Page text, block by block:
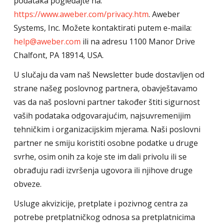
https://www.aweber.com/privacy.htm. Aweber
Systems, Inc. Možete kontaktirati putem e-maila:
help@aweber.com ili na adresu 1100 Manor Drive
Chalfont, PA 18914, USA.
U slučaju da vam naš Newsletter bude dostavljen od
strane našeg poslovnog partnera, obavještavamo
vas da naš poslovni partner također štiti sigurnost
vaših podataka odgovarajućim, najsuvremenijim
tehničkim i organizacijskim mjerama. Naši poslovni
partner ne smiju koristiti osobne podatke u druge
svrhe, osim onih za koje ste im dali privolu ili se
obrađuju radi izvršenja ugovora ili njihove druge
obveze.
Usluge akvizicije, pretplate i pozivnog centra za
potrebe pretplatničkog odnosa sa pretplatnicima